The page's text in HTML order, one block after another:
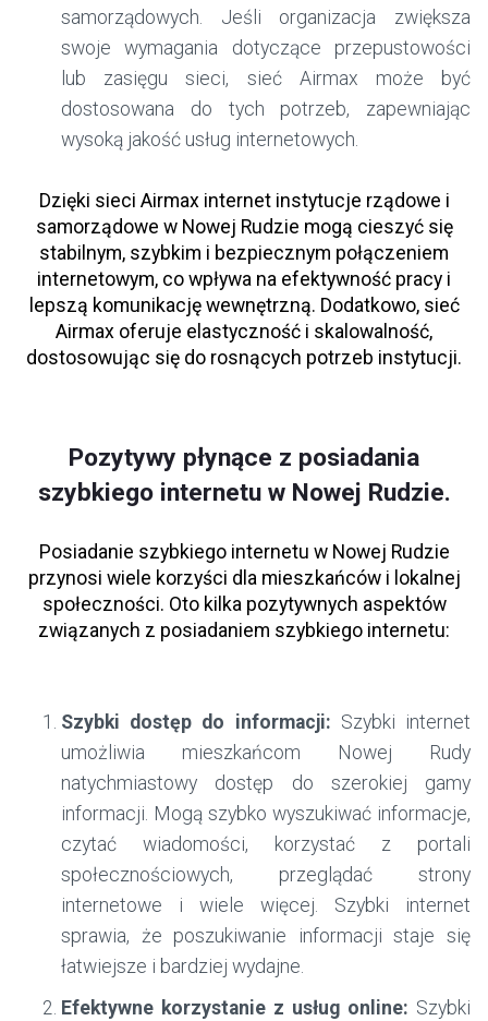
samorządowych. Jeśli organizacja zwiększa
swoje wymagania dotyczące przepustowości
lub zasięgu sieci, sieć Airmax może być
dostosowana do tych potrzeb, zapewniając
wysoką jakość usług internetowych.
Dzięki sieci Airmax internet instytucje rządowe i
samorządowe w Nowej Rudzie mogą cieszyć się
stabilnym, szybkim i bezpiecznym połączeniem
internetowym, co wpływa na efektywność pracy i
lepszą komunikację wewnętrzną. Dodatkowo, sieć
Airmax oferuje elastyczność i skalowalność,
dostosowując się do rosnących potrzeb instytucji.
Pozytywy płynące z posiadania
szybkiego internetu w Nowej Rudzie.
Posiadanie szybkiego internetu w Nowej Rudzie
przynosi wiele korzyści dla mieszkańców i lokalnej
społeczności. Oto kilka pozytywnych aspektów
związanych z posiadaniem szybkiego internetu:
Szybki dostęp do informacji: Szybki internet
umożliwia mieszkańcom Nowej Rudy
natychmiastowy dostęp do szerokiej gamy
informacji. Mogą szybko wyszukiwać informacje,
czytać wiadomości, korzystać z portali
społecznościowych, przeglądać strony
internetowe i wiele więcej. Szybki internet
sprawia, że poszukiwanie informacji staje się
łatwiejsze i bardziej wydajne.
Efektywne korzystanie z usług online: Szybki